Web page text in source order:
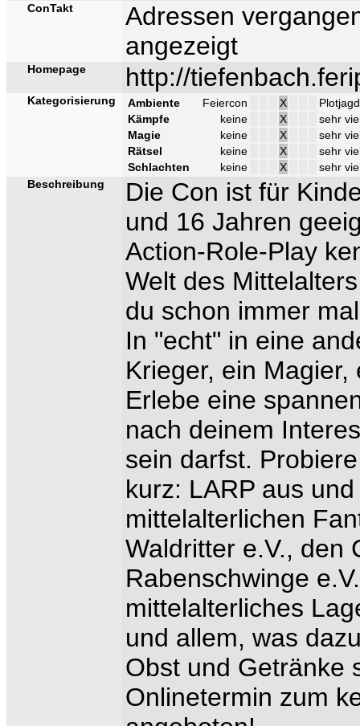
ConTakt
Adressen
angezeigt
Homepage http://
Kategorisierung Ambiente Feiercon X
Plotjagd
Kämpfe
keine X
sehr
Magie
keine X
sehr
Rätsel
keine X
sehr
Schlachten
keine X
sehr
Beschreibung
Die Con ist für
und 16 Jahren
Action-Role-Play
Welt des
du schon immer
In "echt" in eine
Krieger, ein
Erlebe eine
nach deinem
sein darfst.
kurz: LARP aus
mittelalterlichen
Waldritter e.V., den
Rabenschwinge
mittelalterliches
und allem, was
Obst und Getränke
Onlinetermin zum